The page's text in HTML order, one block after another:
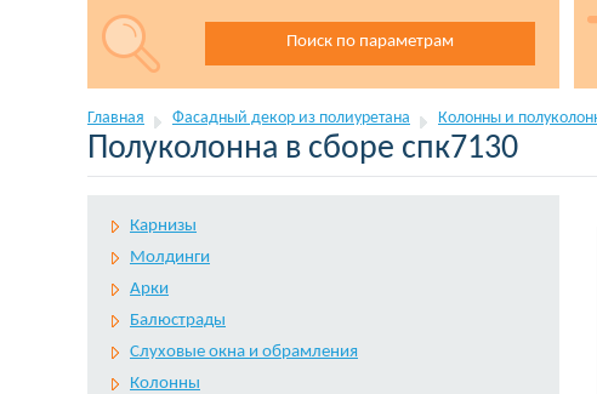
Поиск по параметрам
Главная Фасадный декор из полиуретана Колонны и
Полуколонна в сборе спк7130
Карнизы
Молдинги
Арки
Балюстрады
Слуховые окна и обрамления
Колонны